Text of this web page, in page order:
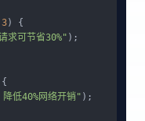
) {
求可节省30%" );
低40%网络开销" );